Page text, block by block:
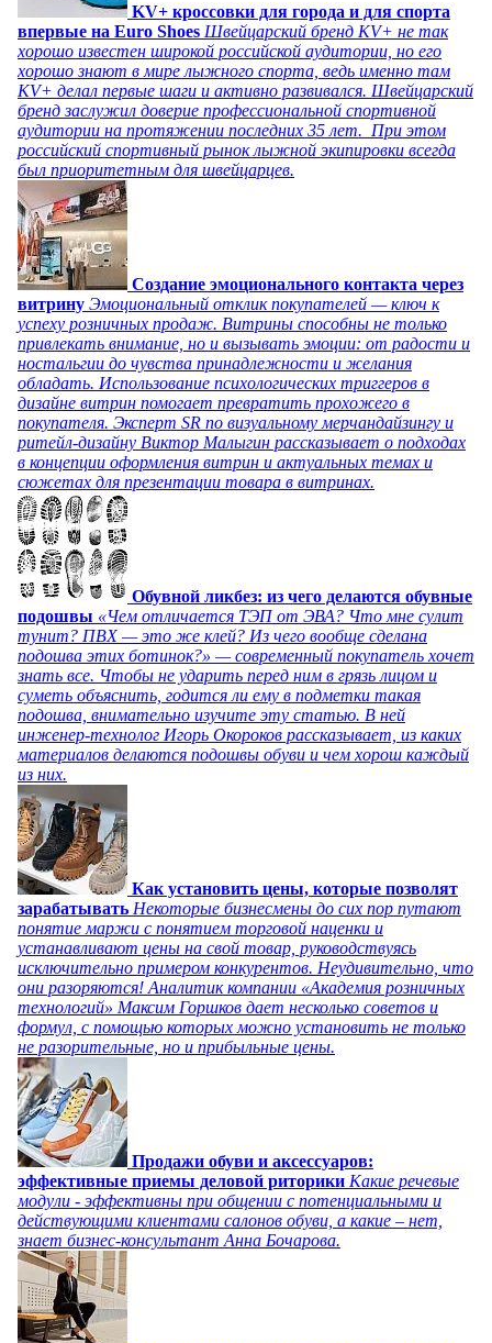
KV+ кроссовки для города и для спорта
впервые на Euro Shoes Швейцарский бренд KV+ не так
хорошо известен широкой российской аудитории, но его
хорошо знают в мире лыжного спорта, ведь именно там
KV+ делал первые шаги и активно развивался. Швейцарский
бренд заслужил доверие профессиональной спортивной
аудитории на протяжении последних 35 лет. При этом
российский спортивный рынок лыжной экипировки всегда
был приоритетным для швейцарцев.
Создание эмоционального контакта через
витрину Эмоциональный отклик покупателей — ключ к
успеху розничных продаж. Витрины способны не только
привлекать внимание, но и вызывать эмоции: от радости и
ностальгии до чувства принадлежности и желания
обладать. Использование психологических триггеров в
дизайне витрин помогает превратить прохожего в
покупателя. Эксперт SR по визуальному мерчандайзингу и
ритейл-дизайну Виктор Малыгин рассказывает о подходах
в концепции оформления витрин и актуальных темах и
сюжетах для презентации товара в витринах.
Обувной ликбез: из чего делаются обувные
подошвы «Чем отличается ТЭП от ЭВА? Что мне сулит
тунит? ПВХ — это же клей? Из чего вообще сделана
подошва этих ботинок?» — современный покупатель хочет
знать все. Чтобы не ударить перед ним в грязь лицом и
суметь объяснить, годится ли ему в подметки такая
подошва, внимательно изучите эту статью. В ней
инженер-технолог Игорь Окороков рассказывает, из каких
материалов делаются подошвы обуви и чем хорош каждый
из них.
Как установить цены, которые позволят
зарабатывать Некоторые бизнесмены до сих пор путают
понятие маржи с понятием торговой наценки и
устанавливают цены на свой товар, руководствуясь
исключительно примером конкурентов. Неудивительно, что
они разоряются! Аналитик компании «Академия розничных
технологий» Максим Горшков дает несколько советов и
формул, с помощью которых можно установить не только
не разорительные, но и прибыльные цены.
Продажи обуви и аксессуаров:
эффективные приемы деловой риторики Какие речевые
модули - эффективны при общении с потенциальными и
действующими клиентами салонов обуви, а какие – нет,
знает бизнес-консультант Анна Бочарова.